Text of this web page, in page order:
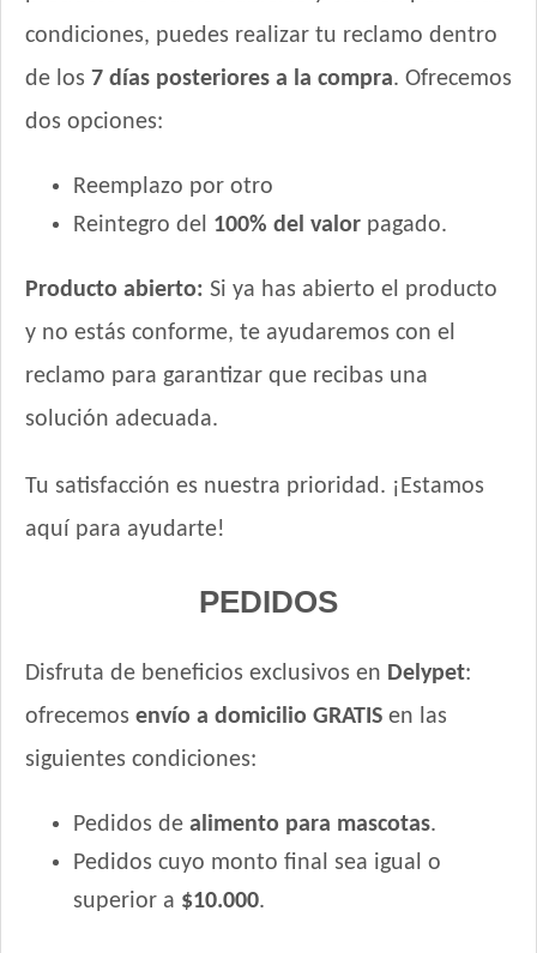
condiciones, puedes realizar tu reclamo dentro
de los 7 días posteriores a la compra. Ofrecemos
dos opciones:
Reemplazo por otro
Reintegro del 100% del valor pagado.
Producto abierto: Si ya has abierto el producto
y no estás conforme, te ayudaremos con el
reclamo para garantizar que recibas una
solución adecuada.
Tu satisfacción es nuestra prioridad. ¡Estamos
aquí para ayudarte!
PEDIDOS
Disfruta de beneficios exclusivos en Delypet:
ofrecemos envío a domicilio GRATIS en las
siguientes condiciones:
Pedidos de alimento para mascotas.
Pedidos cuyo monto final sea igual o
superior a $10.000.